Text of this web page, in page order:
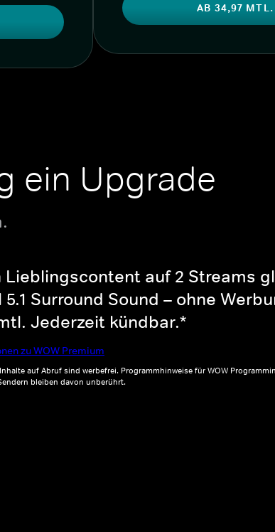
AB 34,97 MTL.
ein Upgrade
Lieblingscontent auf 2 Streams
Surround Sound – ohne
Jederzeit kündbar.*
zu WOW Premium
auf Abruf sind werbefrei. Programmhinweise für WOW
bleiben davon unberührt.